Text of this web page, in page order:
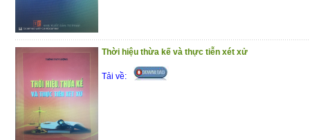
Thời hiệu thừa kế và thực tiễn xét xử
Tải về: